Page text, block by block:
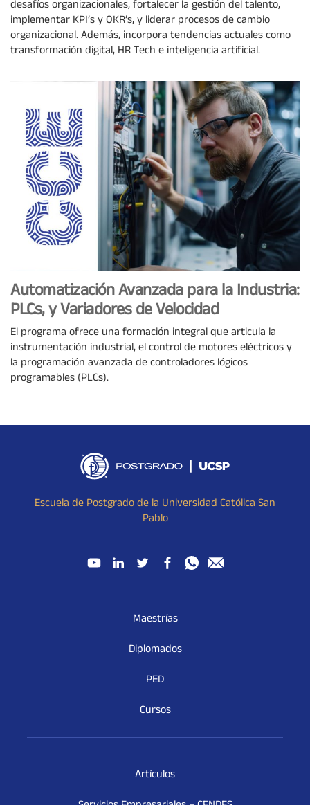
desafíos organizacionales, fortalecer la gestión del talento,
implementar KPI’s y OKR’s, y liderar procesos de cambio
organizacional. Además, incorpora tendencias actuales como
transformación digital, HR Tech e inteligencia artificial.
Automatización Avanzada para la Industria:
PLCs, y Variadores de Velocidad
El programa ofrece una formación integral que articula la
instrumentación industrial, el control de motores eléctricos y
la programación avanzada de controladores lógicos
programables (PLCs).
Escuela de Postgrado de la Universidad Católica San
Pablo
Maestrías
Diplomados
PED
Cursos
Artículos